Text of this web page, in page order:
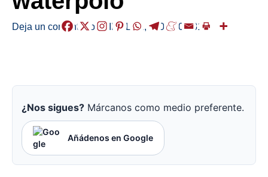
Deja un comentario /KIROLAK , /2024-08-31
¿Nos sigues? Márcanos como medio preferente.
Añádenos en Google